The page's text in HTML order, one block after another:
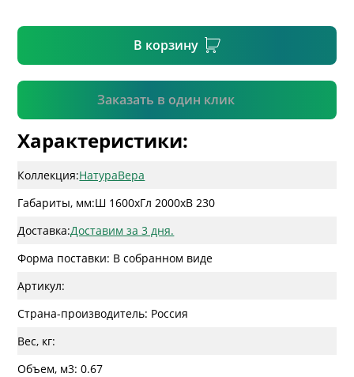
В корзину
Заказать в один клик
Подтвердить
Характеристики:
Коллекция:НатураВера
Габариты, мм:Ш 1600xГл 2000xВ 230
Доставка:Доставим за 3 дня.
Форма поставки: В собранном виде
Артикул:
Страна-производитель: Россия
Вес, кг:
Объем, м3: 0.67